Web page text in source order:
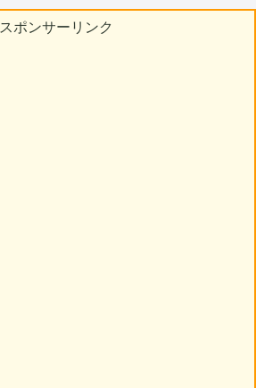
スポンサーリンク